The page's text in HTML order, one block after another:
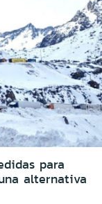
para
alternativa